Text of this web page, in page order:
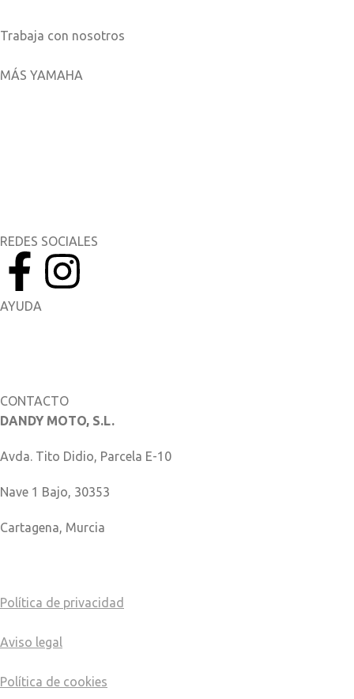
Trabaja con nosotros
MÁS YAMAHA
REDES SOCIALES
AYUDA
CONTACTO
DANDY MOTO, S.L.
Avda. Tito Didio, Parcela E-10
Nave 1 Bajo, 30353
Cartagena, Murcia
Política de privacidad
Aviso legal
Política de cookies